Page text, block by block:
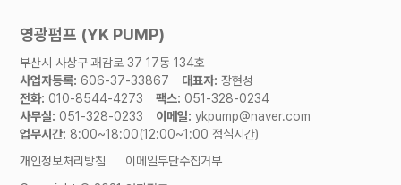
영광펌프 (YK PUMP)
부산시 사상구 괘감로 37 17동 134호
사업자등록: 606-37-33867 대표자: 장현성
전화: 010-8544-4273 팩스: 051-328-0234
사무실: 051-328-0233 이메일: ykpump@naver.com
업무시간: 8:00~18:00(12:00~1:00 점심시간)
개인정보처리방침
이메일무단수집거부